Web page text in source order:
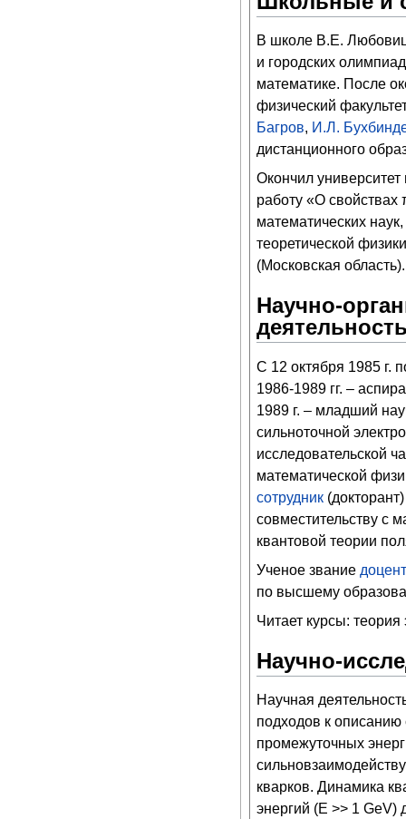
В школе В.Е.
и городских
математике. После
физический
Багров, И.Л.
дистанционного
Окончил
работу «О
математических
теоретической
(Московская область).
Научно-
С 12 октября 1985 г.
1986-1989 гг. –
1989 г. – младший
сильноточной
исследовательской
математической
сотрудник
совместительству с
квантовой теории
Ученое звание
по высшему
Читает курсы:
Научно-
Научная
подходов к описанию
промежуточных
кварков. Динамика
энергий (Е >> 1 GeV)